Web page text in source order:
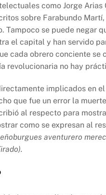
como Jorge
sobre Farabundo
Tampoco se puede negar
el capital y han servido
cada obrero conciente
revolucionaria no hay
implicados en
que fue un error la
al respecto para
como se expresan al
aventurero